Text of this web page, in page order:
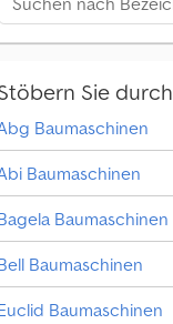
Sie
Baumaschinen
Baumaschinen
Baumaschinen
Baumaschinen
Baumaschinen